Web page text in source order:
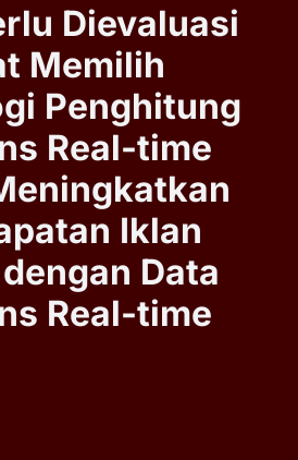
Dievaluasi
Memilih
Penghitung
Real-time
Iklan
Data
Real-time